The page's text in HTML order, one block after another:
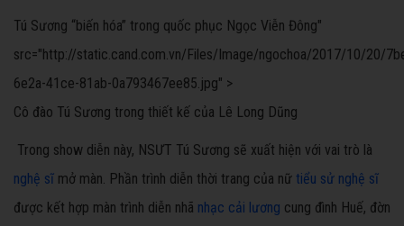
Tú Sương “biến hóa” trong quốc phục Ngọc Viễn Đông"
src="http://static.cand.com.vn/Files/Image/ngochoa/2017/10/20/
6e2a-41ce-81ab-0a793467ee85.jpg" >
Cô đào Tú Sương trong thiết kế của Lê Long Dũng
Trong show diễn này, NSƯT Tú Sương sẽ xuất hiện với vai trò là
nghệ sĩ mở màn. Phần trình diễn thời trang của nữ tiểu sử nghệ sĩ
được kết hợp màn trình diễn nhã nhạc cải lương cung đình Huế, đờn